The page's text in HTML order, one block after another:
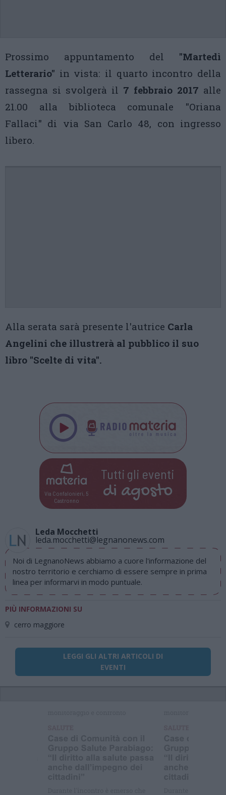
Prossimo appuntamento del "Martedì
Letterario" in vista: il quarto incontro della
rassegna si svolgerà il 7 febbraio 2017 alle
21.00 alla biblioteca comunale "Oriana
Fallaci" di via San Carlo 48, con ingresso
libero.
Alla serata sarà presente l'autrice Carla
Angelini che illustrerà al pubblico il suo
libro "Scelte di vita".
Via Confalonieri, 5
Castronno
Tutti gli eventi
di agosto
Leda Mocchetti
leda.mocchetti@legnanonews.com
Noi di LegnanoNews abbiamo a cuore l'informazione del
nostro territorio e cerchiamo di essere sempre in prima
linea per informarvi in modo puntuale.
PIÙ INFORMAZIONI SU
cerro maggiore
LEGGI GLI ALTRI ARTICOLI DI
EVENTI